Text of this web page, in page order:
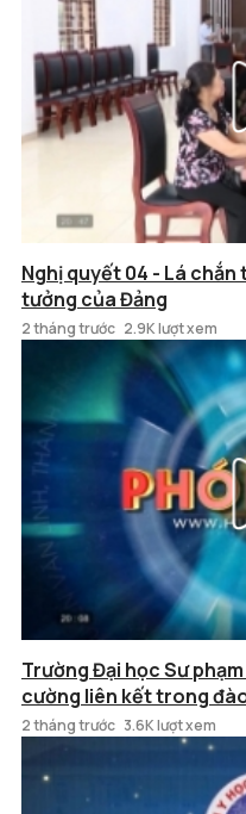
Nghị quyết 04 - Lá
tưởng của Đảng
2 tháng trước 2.9K lượt xem
Trường Đại học Sư
cường liên kết trong
2 tháng trước 3.6K lượt xem